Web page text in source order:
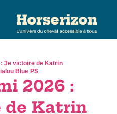
: 3e victoire de Katrin
Blue PS
2026 :
de Katrin